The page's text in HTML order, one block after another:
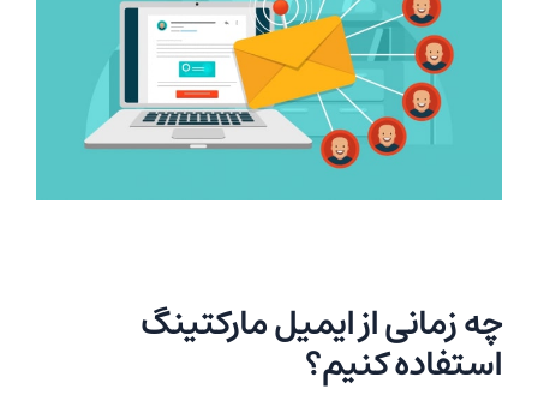
چه زمانی از ایمیل مارکتینگ
استفاده کنیم؟